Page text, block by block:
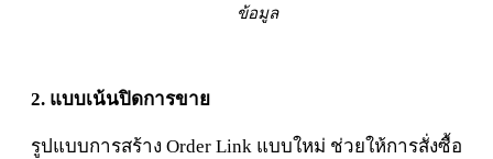
ข้อมูล
2. แบบเน้นปิดการขาย
รูปแบบการสร้าง Order Link แบบใหม่ ช่วยให้การสั่งซื้อ